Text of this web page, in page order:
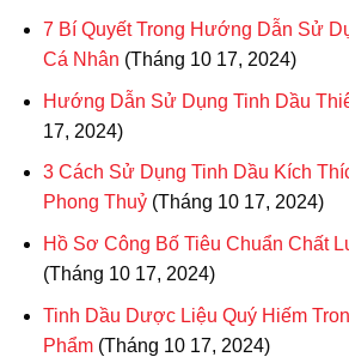
7 Bí Quyết Trong Hướng Dẫn Sử
Cá Nhân (Tháng 10 17, 2024)
Hướng Dẫn Sử Dụng Tinh Dầu
17, 2024)
3 Cách Sử Dụng Tinh Dầu Kích
Phong Thuỷ (Tháng 10 17, 2024)
Hồ Sơ Công Bố Tiêu Chuẩn Chất
(Tháng 10 17, 2024)
Tinh Dầu Dược Liệu Quý Hiếm
Phẩm (Tháng 10 17, 2024)